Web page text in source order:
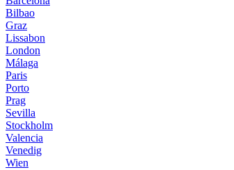
Bilbao
Graz
Lissabon
London
Málaga
Paris
Porto
Prag
Sevilla
Stockholm
Valencia
Venedig
Wien